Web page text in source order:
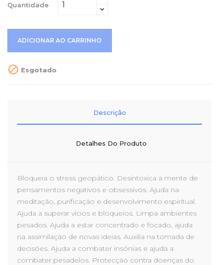
Quantidade
ADICIONAR AO CARRINHO
 Esgotado
Descrição
Detalhes Do Produto
Bloqueia o stress geopático. Desintoxica a mente de
pensamentos negativos e obsessivos. Ajuda na
meditação, purificação e desenvolvimento espiritual.
Ajuda a superar vícios e bloqueios. Limpa ambientes
pesados. Ajuda a estar concentrado e focado, ajuda
na assimilação de novas ideias. Auxilia na tomada de
decisões. Ajuda a combater insónias e ajuda a
combater pesadelos. Protecção contra doenças do